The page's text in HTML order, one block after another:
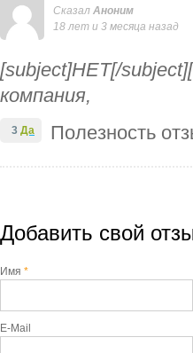
Сказал Аноним
18 лет и 3 месяца назад
[subject]НЕТ[/
компания,
Полезность
3 Да
Добавить свой
Имя *
E-Mail